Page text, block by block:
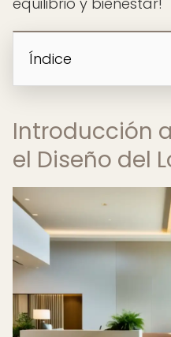
Índice
Introducción
el Diseño del